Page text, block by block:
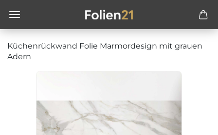
Küchenrückwand Folie Marmordesign mit grauen
Adern